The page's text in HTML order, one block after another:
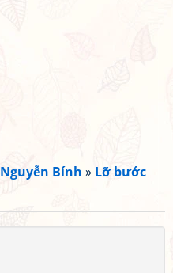
Nguyễn Bính » Lỡ bước